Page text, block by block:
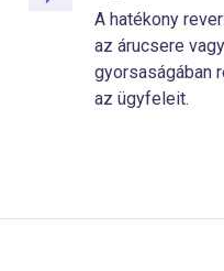
A hatékony
az árucsere
gyorsaságában
az ügyfeleit.